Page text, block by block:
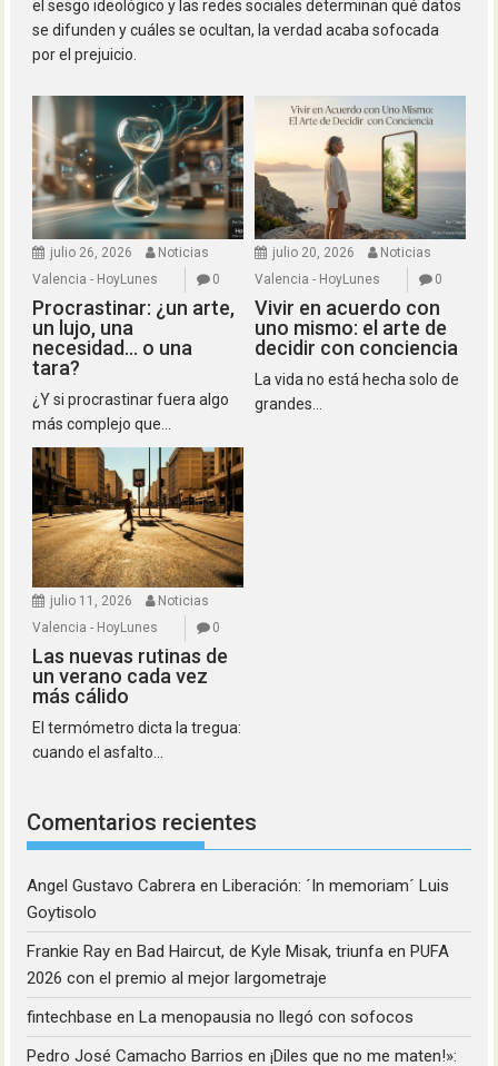
el sesgo ideológico y las redes sociales determinan qué datos
se difunden y cuáles se ocultan, la verdad acaba sofocada
por el prejuicio.
julio 26, 2026
Noticias
Valencia - HoyLunes
0
Procrastinar: ¿un arte,
un lujo, una
necesidad… o una
tara?
¿Y si procrastinar fuera algo
más complejo que...
julio 20, 2026
Noticias
Valencia - HoyLunes
0
Vivir en acuerdo con
uno mismo: el arte de
decidir con conciencia
La vida no está hecha solo de
grandes...
julio 11, 2026
Noticias
Valencia - HoyLunes
0
Las nuevas rutinas de
un verano cada vez
más cálido
El termómetro dicta la tregua:
cuando el asfalto...
Comentarios recientes
Angel Gustavo Cabrera enLiberación: ´In memoriam´ Luis
Goytisolo
Frankie Ray enBad Haircut, de Kyle Misak, triunfa en PUFA
2026 con el premio al mejor largometraje
fintechbase enLa menopausia no llegó con sofocos
Pedro José Camacho Barrios en¡Diles que no me maten!»: